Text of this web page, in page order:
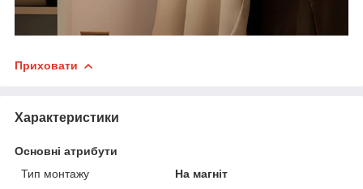
Приховати
Характеристики
Основні атрибути
Тип монтажу
На магніт